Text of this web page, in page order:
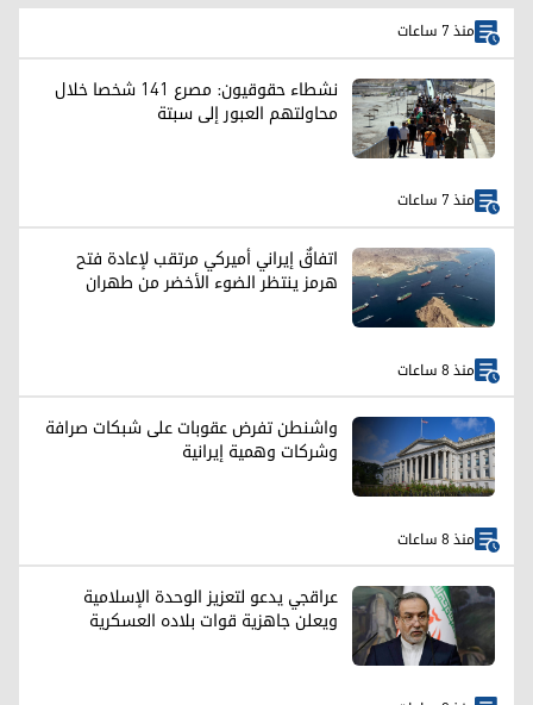
منذ 7 ساعات
نشطاء حقوقيون: مصرع 141 شخصا خلال
محاولتهم العبور إلى سبتة
منذ 7 ساعات
اتفاقٌ إيراني أميركي مرتقب لإعادة فتح
هرمز ينتظر الضوء الأخضر من طهران
منذ 8 ساعات
واشنطن تفرض عقوبات على شبكات صرافة
وشركات وهمية إيرانية
منذ 8 ساعات
عراقجي يدعو لتعزيز الوحدة الإسلامية
ويعلن جاهزية قوات بلاده العسكرية